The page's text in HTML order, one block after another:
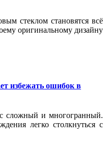
стеклом становятся всё
оригинальному дизайну
избежать ошибок в
сложный и многогранный.
легко столкнуться с